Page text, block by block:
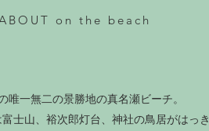
on the beach
唯一無二の景勝地の真名瀬ビーチ。
士山、裕次郎灯台、神社の鳥居がはっき